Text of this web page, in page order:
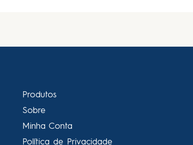
Produtos
Sobre
Minha Conta
Política de Privacidade